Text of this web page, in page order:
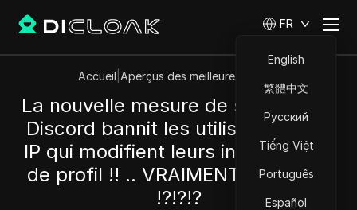
FR
English
繁體中文
Русский
Tiếng Việt
Português
Español
Accueil Aperçus des meilleures vidéos
La nouvelle mesure de sécurité de
Discord bannit les utilisateurs par
IP qui modifient leurs informations
de profil !! .. VRAIMENT DISCORD
!?!?!?